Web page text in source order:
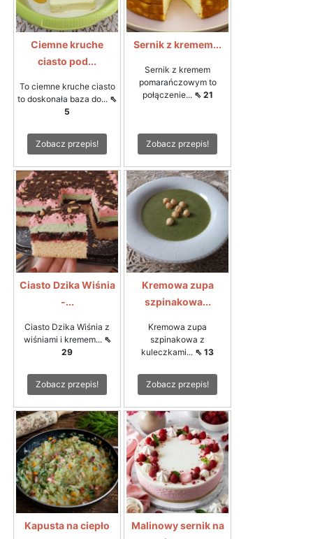
Ciemne kruche
ciasto pod...
To ciemne kruche ciasto
to doskonała baza do... ⇖
5
Zobacz przepis!
Sernik z kremem...
Sernik z kremem
pomarańczowym to
połączenie... ⇖ 21
Zobacz przepis!
Ciasto Dzika Wiśnia
-...
Ciasto Dzika Wiśnia z
wiśniami i kremem... ⇖
29
Zobacz przepis!
Kremowa zupa
szpinakowa...
Kremowa zupa
szpinakowa z
kuleczkami... ⇖ 13
Zobacz przepis!
Kapusta na ciepło
Malinowy sernik na